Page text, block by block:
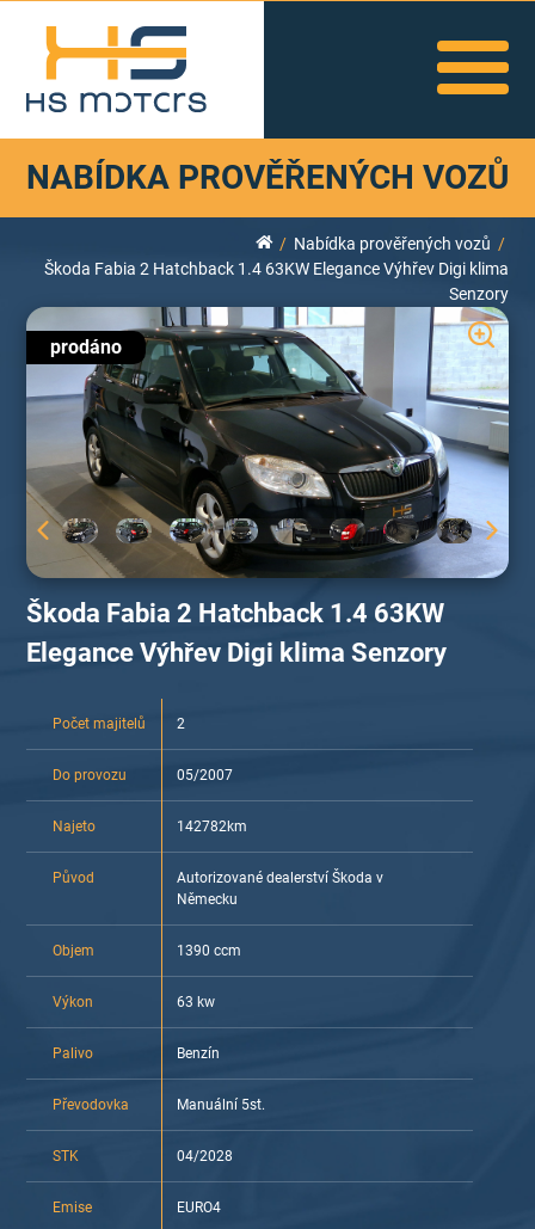
NABÍDKA PROVĚŘENÝCH VOZŮ
Nabídka prověřených vozů
Škoda Fabia 2 Hatchback 1.4 63KW Elegance Výhřev Digi klima
Senzory
Škoda Fabia 2 Hatchback 1.4 63KW
Elegance Výhřev Digi klima Senzory
Počet majitelů 2
Do provozu 05/2007
Najeto 142782km
Původ
Autorizované dealerství Škoda v
Německu
Objem 1390 ccm
Výkon 63 kw
Palivo Benzín
Převodovka Manuální 5st.
STK 04/2028
Emise EURO4
prodáno